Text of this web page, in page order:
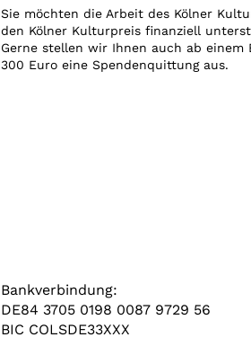
Sie möchten die Arbeit des Kölner
den Kölner Kulturpreis finanziell
Gerne stellen wir Ihnen auch ab einem
300 Euro eine Spendenquittung aus.
Bankverbindung:
DE84 3705 0198 0087 9729 56
BIC COLSDE33XXX